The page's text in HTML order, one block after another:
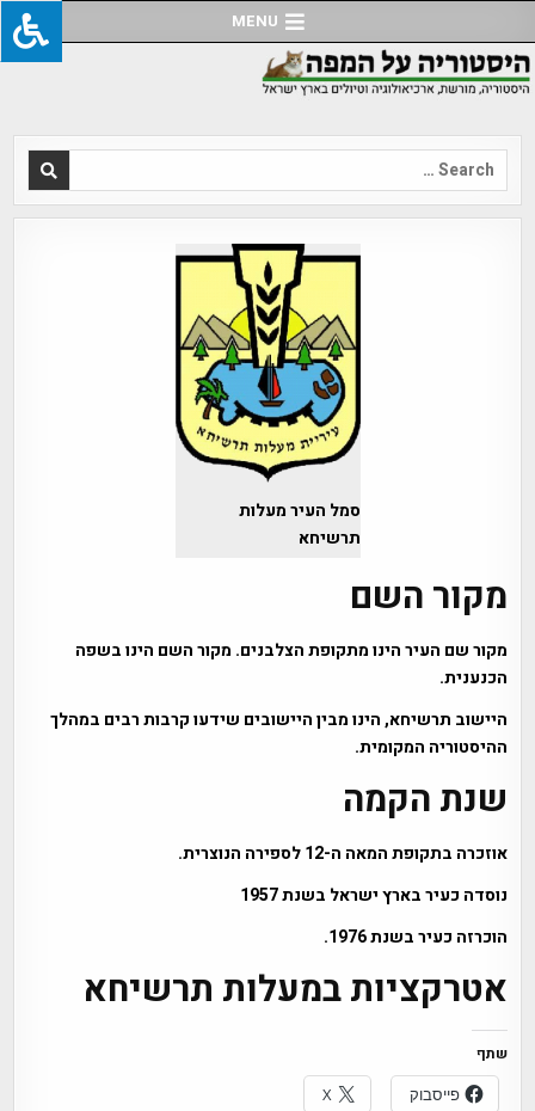
to
content
MENU
Search
for:
סמל העיר מעלות
תרשיחא
מקור השם
מקור שם העיר הינו מתקופת הצלבנים. מקור השם הינו בשפה
הכנענית.
היישוב תרשיחא, הינו מבין היישובים שידעו קרבות רבים במהלך
ההיסטוריה המקומית.
שנת הקמה
אוזכרה בתקופת המאה ה-12 לספירה הנוצרית.
נוסדה כעיר בארץ ישראל בשנת 1957
הוכרזה כעיר בשנת 1976.
אטרקציות במעלות תרשיחא
שתף
פייסבוק
X